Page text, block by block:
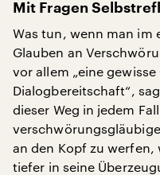
Mit Fragen
Was tun, wenn man im
Glauben an
vor allem „eine
Dialogbereitschaft“,
dieser Weg in jedem
an den Kopf zu werfen,
tiefer in seine